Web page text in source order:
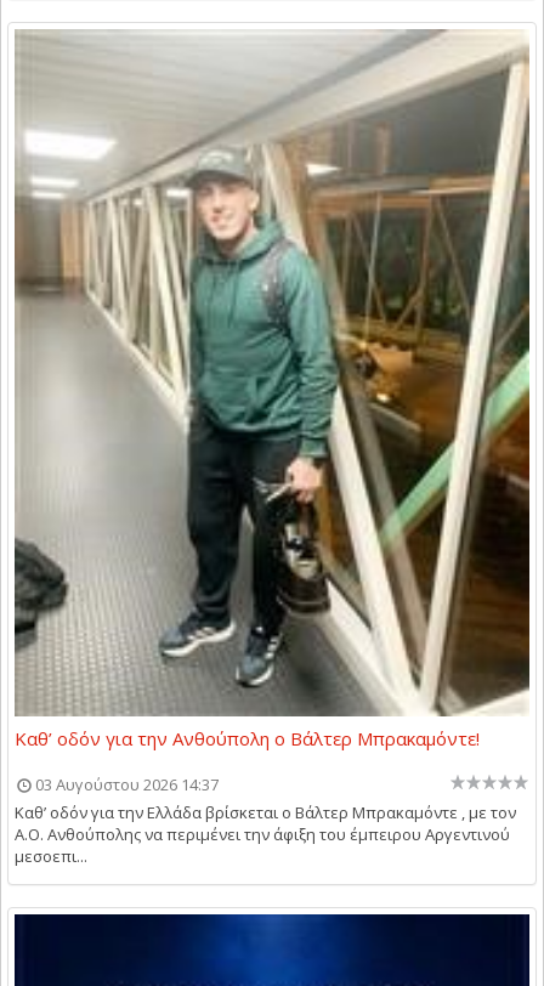
Καθ’ οδόν για την Ανθούπολη ο Βάλτερ Μπρακαμόντε!
03 Αυγούστου 2026 14:37
Καθ’ οδόν για την Ελλάδα βρίσκεται ο Βάλτερ Μπρακαμόντε , με τον
Α.Ο. Ανθούπολης να περιμένει την άφιξη του έμπειρου Αργεντινού
μεσοεπι...